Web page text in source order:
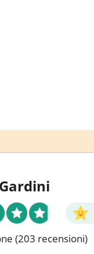
(203 recensioni)